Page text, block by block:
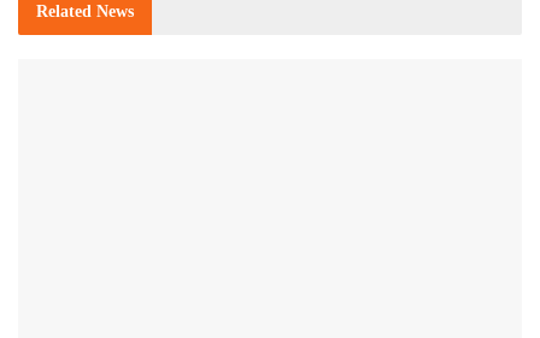
Related News